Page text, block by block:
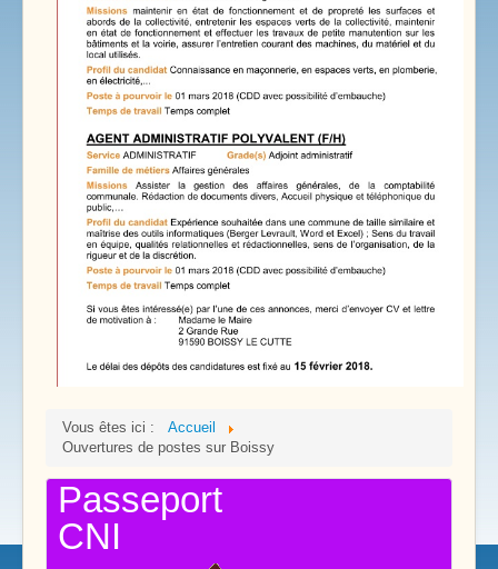
Vous êtes ici :
Accueil
Ouvertures de postes sur Boissy
Passeport
CNI